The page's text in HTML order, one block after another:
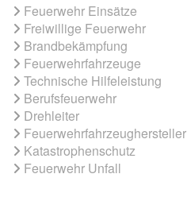
Feuerwehr Einsätze
Freiwillige Feuerwehr
Brandbekämpfung
Feuerwehrfahrzeuge
Technische Hilfeleistung
Berufsfeuerwehr
Drehleiter
Feuerwehrfahrzeughersteller
Katastrophenschutz
Feuerwehr Unfall